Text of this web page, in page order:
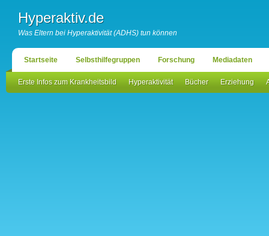
Hyperaktiv.de
Was Eltern bei Hyperaktivität (ADHS) tun können
Startseite Selbsthilfegruppen Forschung Mediadaten
Erste Infos zum Krankheitsbild Hyperaktivität Bücher Erziehung